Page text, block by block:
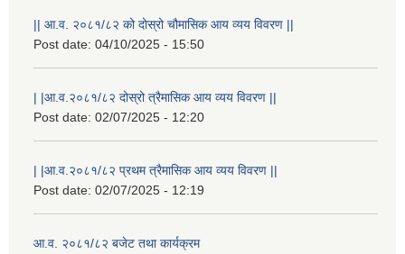
|| आ.व. २०८१/८२ को दोस्रो चौमासिक आय व्यय विवरण ||
Post date: 04/10/2025 - 15:50
| |आ.व.२०८१/८२ दोस्रो त्रैमासिक आय व्यय विवरण ||
Post date: 02/07/2025 - 12:20
| |आ.व.२०८१/८२ प्रथम त्रैमासिक आय व्यय विवरण ||
Post date: 02/07/2025 - 12:19
आ.व. २०८१/८२ बजेट तथा कार्यक्रम